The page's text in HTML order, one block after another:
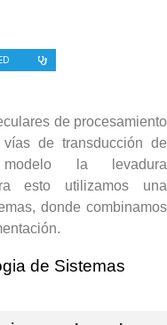
de procesamiento
de transducción de
la levadura
esto utilizamos una
donde combinamos
de Sistemas